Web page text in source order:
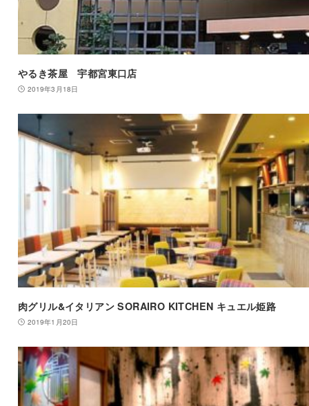
やるき茶屋 宇都宮東口店
2019年3月18日
肉グリル&イタリアン SORAIRO KITCHEN キュエル姫路
2019年1月20日